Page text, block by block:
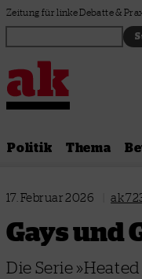
Zum Inhalt springen
Zeitung für linke Debatte &
Politik Thema
17. Februar 2026 ak
Gays und
Die Serie